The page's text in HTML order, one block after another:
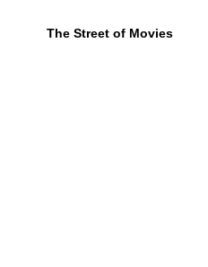
The Street of Movies